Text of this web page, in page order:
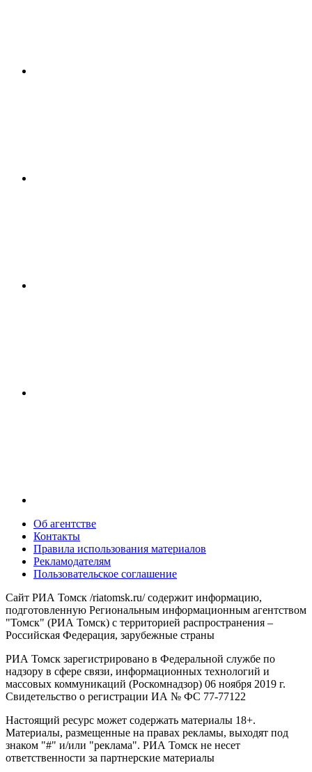
Об агентстве
Контакты
Правила использования материалов
Рекламодателям
Пользовательское соглашение
Сайт РИА Томск /riatomsk.ru/ содержит информацию,
подготовленную Региональным информационным агентством
"Томск" (РИА Томск) с территорией распространения –
Российская Федерация, зарубежные страны
РИА Томск зарегистрировано в Федеральной службе по
надзору в сфере связи, информационных технологий и
массовых коммуникаций (Роскомнадзор) 06 ноября 2019 г.
Свидетельство о регистрации ИА № ФС 77-77122
Настоящий ресурс может содержать материалы 18+.
Материалы, размещенные на правах рекламы, выходят под
знаком "#" и/или "реклама". РИА Томск не несет
ответственности за партнерские материалы